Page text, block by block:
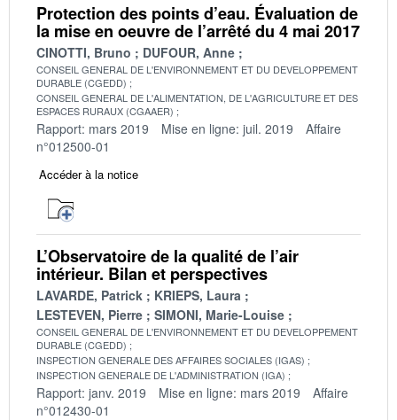
Protection des points d’eau. Évaluation de
la mise en oeuvre de l’arrêté du 4 mai 2017
CINOTTI, Bruno DUFOUR, Anne
CONSEIL GENERAL DE L'ENVIRONNEMENT ET DU DEVELOPPEMENT
DURABLE (CGEDD)
CONSEIL GENERAL DE L'ALIMENTATION, DE L'AGRICULTURE ET DES
ESPACES RURAUX (CGAAER)
Rapport: mars 2019 Mise en ligne: juil. 2019
Affaire
n°012500-01
Accéder à la notice
L’Observatoire de la qualité de l’air
intérieur. Bilan et perspectives
LAVARDE, Patrick
KRIEPS, Laura
LESTEVEN, Pierre
SIMONI, Marie-Louise
CONSEIL GENERAL DE L'ENVIRONNEMENT ET DU DEVELOPPEMENT
DURABLE (CGEDD)
INSPECTION GENERALE DES AFFAIRES SOCIALES (IGAS)
INSPECTION GENERALE DE L'ADMINISTRATION (IGA)
Rapport: janv. 2019 Mise en ligne: mars 2019
Affaire
n°012430-01